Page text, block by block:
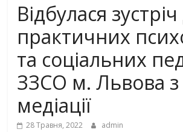
Відбулася
практичних
та соціальних
ЗЗСО м. Львова
медіації
28 Травня, 2022 admin